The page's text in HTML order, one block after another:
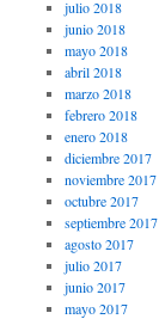
julio 2018
junio 2018
mayo 2018
abril 2018
marzo 2018
febrero 2018
enero 2018
diciembre 2017
noviembre 2017
octubre 2017
septiembre 2017
agosto 2017
julio 2017
junio 2017
mayo 2017